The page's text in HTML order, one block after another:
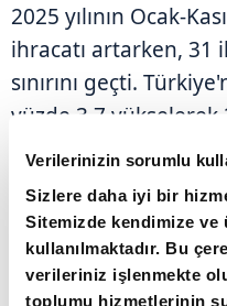
Verilerinizin sorumlu
Sizlere daha iyi bir
Sitemizde kendimize
kullanılmaktadır. Bu
verileriniz işlenmekte
toplumu hizmetlerinin
2025 yılının Ocak-
ihracatı artarken,
sınırını geçti.
yüzde 3,7 yükselerek
Bu artış, ülkenin
kapasitesindeki
koydu.
Kasım ayında